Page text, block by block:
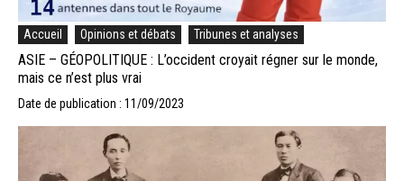
Accueil Opinions et débats Tribunes et analyses
ASIE – GÉOPOLITIQUE : L’occident croyait régner sur le monde,
mais ce n’est plus vrai
Date de publication : 11/09/2023